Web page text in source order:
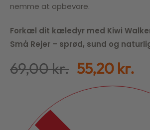
nemme at opbevare.
Forkæl dit kæledyr med Kiwi
Små Rejer – sprød, sund og
69,00kr. 55,20 kr.